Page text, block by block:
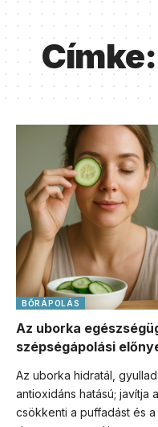
BŐRÁPOLÁS
Az uborka
szépségápolási
Az uborka hidratál,
antioxidáns hatású; javítja
csökkenti a puffadást és a